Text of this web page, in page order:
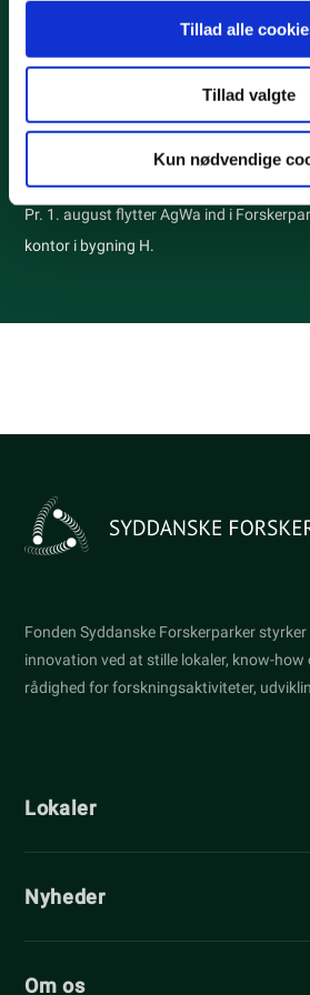
de har indsamlet fra din brug af
Tillad alle
Tillad valgte
Kun nødvendige
Nyhed
Pr. 1. august flytter AgWa ind i
kontor i bygning H.
Fonden Syddanske Forskerparker
innovation ved at stille lokaler, know-how
rådighed for forskningsaktiviteter,
Lokaler
Nyheder
Om os